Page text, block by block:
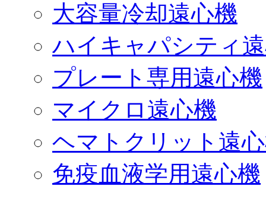
大容量冷却遠心機
ハイキャパシティ
プレート専用遠心機
マイクロ遠心機
ヘマトクリット遠
免疫血液学用遠心機